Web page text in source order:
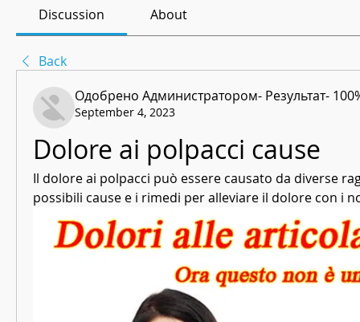
Discussion About
Back
Одобрено Администратором- Результат-
September 4, 2023
Dolore ai polpacci cause
Il dolore ai polpacci può essere causato da diverse
possibili cause e i rimedi per alleviare il dolore con i